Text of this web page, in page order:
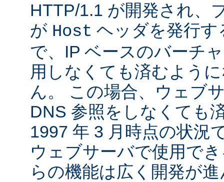
HTTP/1.1 が開発され、
が Host ヘッダを発行
で、IP ベースのバーチ
用しなくても済むよう
ん。 この場合、ウェブ
DNS 参照をしなくても
1997 年 3 月時点の状況
ウェブサーバで使用で
らの機能は広く開発が